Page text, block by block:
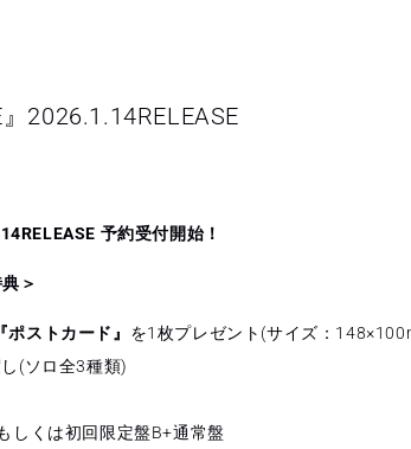
2026.1.14RELEASE
予約受付開始！
＞
『ポストカード』 を1枚プレゼント(サイズ：
(ソロ全3種類)
くは初回限定盤B+通常盤